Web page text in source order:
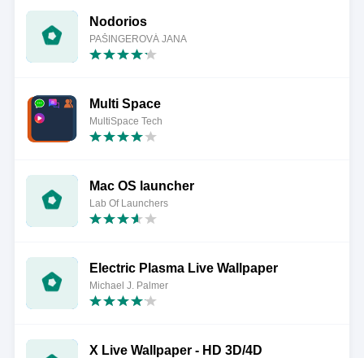
Nodorios
PAŠINGEROVÁ JANA
Multi Space
MultiSpace Tech
Mac OS launcher
Lab Of Launchers
Electric Plasma Live Wallpaper
Michael J. Palmer
X Live Wallpaper - HD 3D/4D